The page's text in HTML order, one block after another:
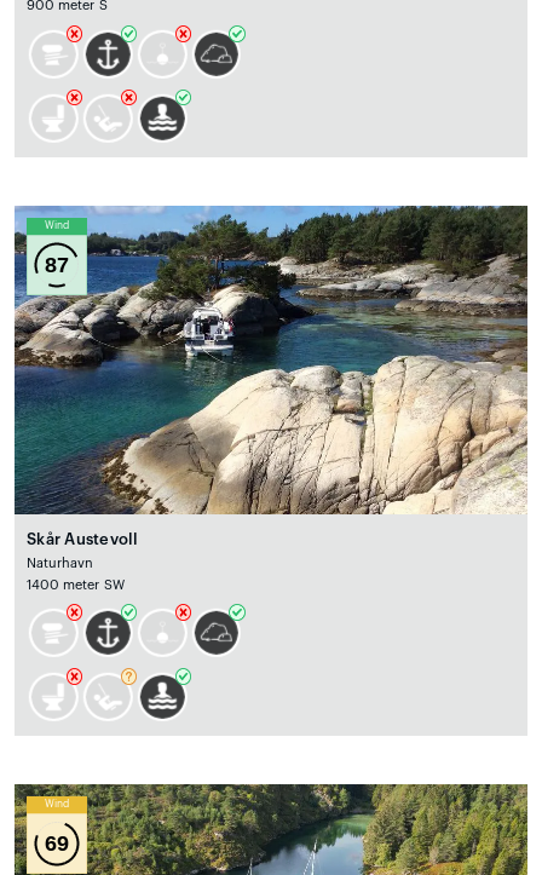
900 meter S
Wind
87
Skår Austevoll
Naturhavn
1400 meter SW
Wind
69